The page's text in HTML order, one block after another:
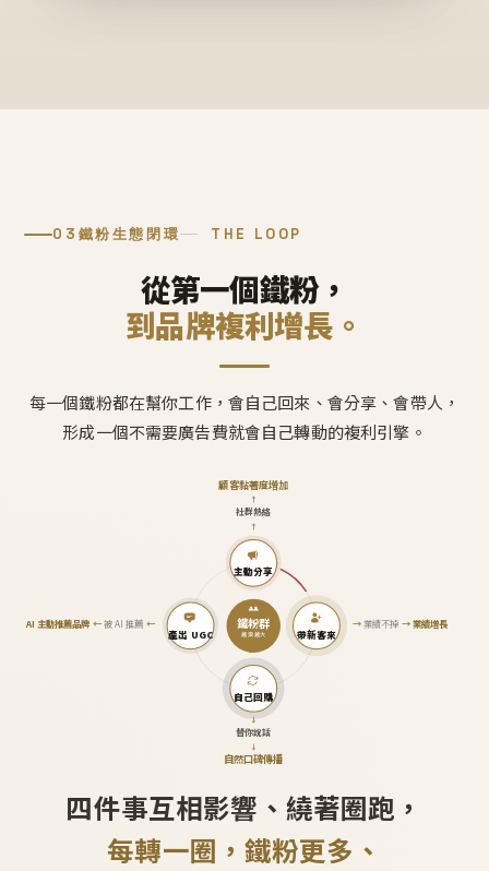
03 鐵粉生態閉環 THE LOOP
從第一個鐵粉，
到品牌複利增長。
每一個鐵粉都在幫你工作，會自己回來、會分享、會帶人，
形成一個不需要廣告費就會自己轉動的複利引擎。
鐵粉群
越滾越大
主動分享
↑
社群熱絡
↑
顧客黏著度增加
帶新客來
→業績不掉 →業績增長
自己回購
↓
替你說話
↓
自然口碑傳播
產出 UGC
AI 主動推薦品牌←被 AI 推薦 ←
四件事互相影響、繞著圈跑，
每轉一圈，鐵粉更多、